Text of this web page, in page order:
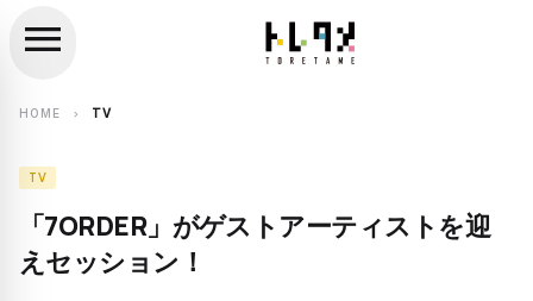
close
search
menu
HOME chevron_right TV
TV
「7ORDER」がゲストアーティストを迎
えセッション！